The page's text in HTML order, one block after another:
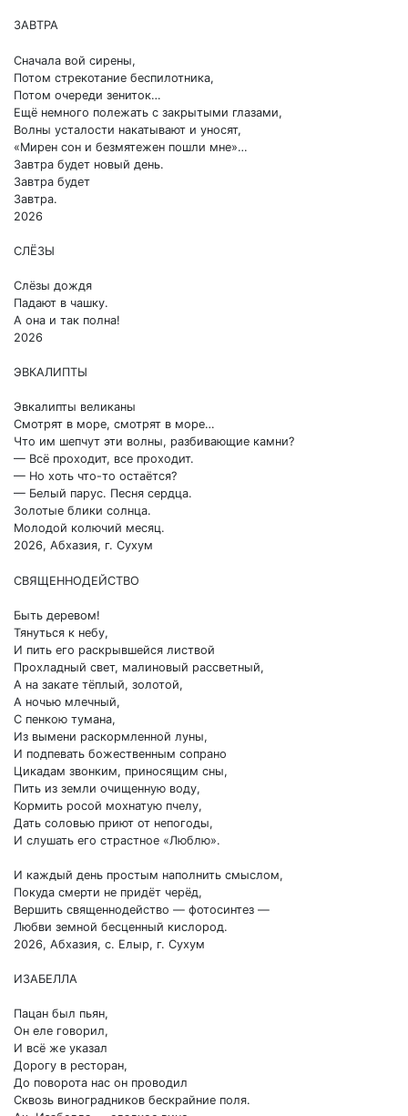
ЗАВТРА
Сначала вой сирены,
Потом стрекотание беспилотника,
Потом очереди зениток…
Ещё немного полежать с закрытыми глазами,
Волны усталости накатывают и уносят,
«Мирен сон и безмятежен пошли мне»…
Завтра будет новый день.
Завтра будет
Завтра.
2026
СЛЁЗЫ
Слёзы дождя
Падают в чашку.
А она и так полна!
2026
ЭВКАЛИПТЫ
Эвкалипты великаны
Смотрят в море, смотрят в море…
Что им шепчут эти волны, разбивающие камни?
— Всё проходит, все проходит.
— Но хоть что-то остаётся?
— Белый парус. Песня сердца.
Золотые блики солнца.
Молодой колючий месяц.
2026, Абхазия, г. Сухум
СВЯЩЕННОДЕЙСТВО
Быть деревом!
Тянуться к небу,
И пить его раскрывшейся листвой
Прохладный свет, малиновый рассветный,
А на закате тёплый, золотой,
А ночью млечный,
С пенкою тумана,
Из вымени раскормленной луны,
И подпевать божественным сопрано
Цикадам звонким, приносящим сны,
Пить из земли очищенную воду,
Кормить росой мохнатую пчелу,
Дать соловью приют от непогоды,
И слушать его страстное «Люблю».
И каждый день простым наполнить смыслом,
Покуда смерти не придёт черёд,
Вершить священнодейство — фотосинтез —
Любви земной бесценный кислород.
2026, Абхазия, с. Елыр, г. Сухум
ИЗАБЕЛЛА
Пацан был пьян,
Он еле говорил,
И всё же указал
Дорогу в ресторан,
До поворота нас он проводил
Сквозь виноградников бескрайние поля.